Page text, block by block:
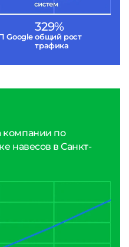
Google
329%
общий рост
трафика
компании по
навесов в Санкт-